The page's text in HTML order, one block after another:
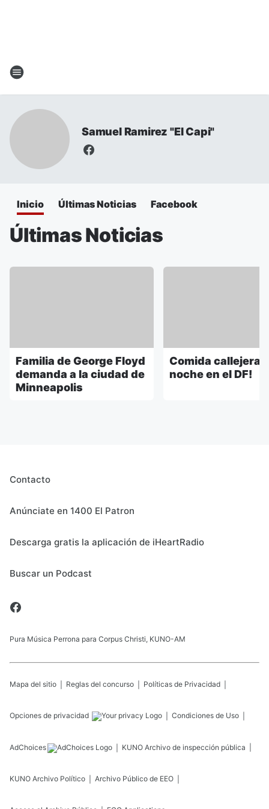
Samuel Ramirez "El Capi"
Inicio Últimas Noticias Facebook
Últimas Noticias
Familia de George Floyd
demanda a la ciudad de
Minneapolis
Comida callejera
noche en el DF!
Contacto
Anúnciate en 1400 El Patron
Descarga gratis la aplicación de iHeartRadio
Buscar un Podcast
Pura Música Perrona para Corpus Christi, KUNO-AM
Mapa del sitio Reglas del concurso Políticas de Privacidad
Opciones de privacidad Condiciones de Uso
AdChoices KUNO Archivo de inspección pública
KUNO Archivo Político Archivo Público de EEO